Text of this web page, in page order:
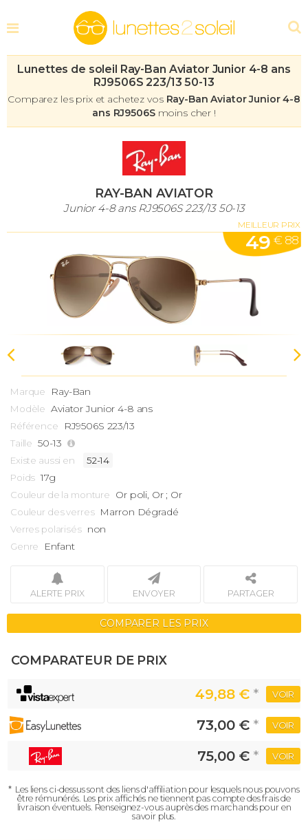
Lunettes de soleil Ray-Ban Aviator Junior 4-8 ans
RJ9506S 223/13 50-13
Comparez les prix et achetez vos Ray-Ban Aviator Junior 4-8
ans RJ9506Smoins cher !
RAY-BAN AVIATOR
Junior 4-8 ans RJ9506S 223/13 50-13
MEILLEUR PRIX
49 € 88
Marque Ray-Ban
Modèle AviatorJunior 4-8 ans
Référence RJ9506S 223/13
Taille 50-13
Existe aussi en
52-14
Poids 17g
Couleur de la monture Or poli, Or ; Or
Couleur des verres Marron Dégradé
Verres polarisés non
Genre Enfant
ALERTE PRIX ENVOYER PARTAGER
COMPARER LES PRIX
COMPARATEUR DE PRIX
49,88 € * VOIR
73,00 € * VOIR
75,00 € * VOIR
* Les liens ci-dessus sont des liens d'affiliation pour lesquels nous pouvons
être rémunérés. Les prix affichés ne tiennent pas compte des frais de
livraison éventuels. Renseignez-vous auprès des marchands pour en
savoir plus.